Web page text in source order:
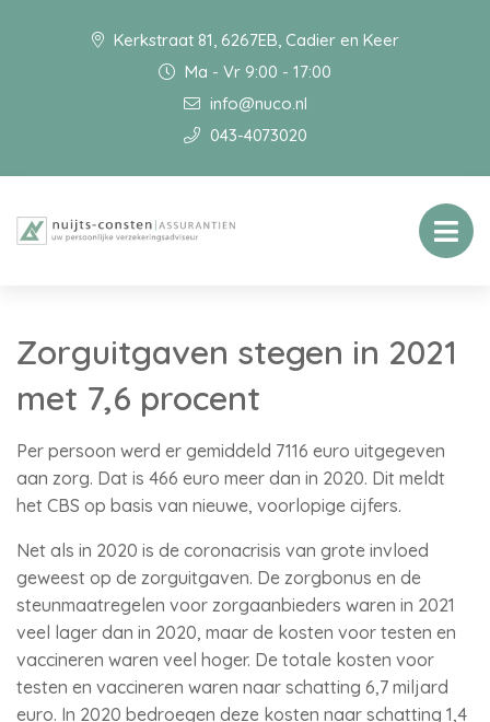
Kerkstraat 81, 6267EB, Cadier en Keer
Ma - Vr 9:00 - 17:00
info@nuco.nl
043-4073020
Zorguitgaven stegen in 2021
met 7,6 procent
Per persoon werd er gemiddeld 7116 euro uitgegeven
aan zorg. Dat is 466 euro meer dan in 2020. Dit meldt
het CBS op basis van nieuwe, voorlopige cijfers.
Net als in 2020 is de coronacrisis van grote invloed
geweest op de zorguitgaven. De zorgbonus en de
steunmaatregelen voor zorgaanbieders waren in 2021
veel lager dan in 2020, maar de kosten voor testen en
vaccineren waren veel hoger. De totale kosten voor
testen en vaccineren waren naar schatting 6,7 miljard
euro. In 2020 bedroegen deze kosten naar schatting 1,4